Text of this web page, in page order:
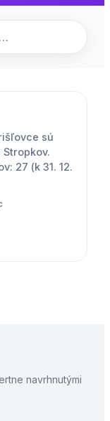
sú
27 (k 31. 12.
navrhnutými